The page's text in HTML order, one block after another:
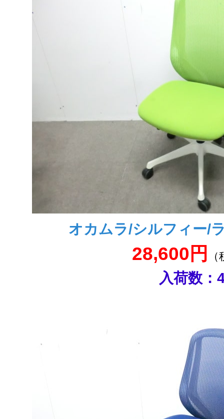
オカムラ/シルフィー/
28,600円
入荷数：